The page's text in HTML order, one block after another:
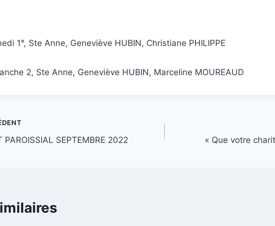
1°, Ste Anne, Geneviève HUBIN, Christiane PHILIPPE
2, Ste Anne, Geneviève HUBIN, Marceline MOUREAUD
PAROISSIAL SEPTEMBRE 2022 « Que votre